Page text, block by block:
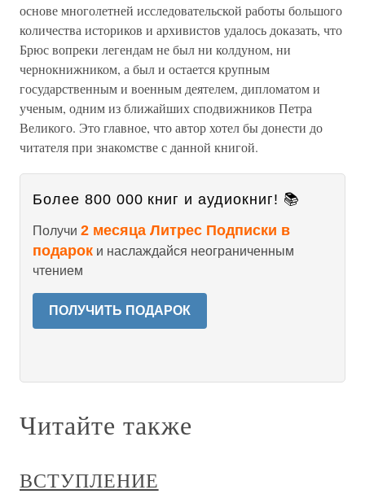
основе многолетней исследовательской работы большого
количества историков и архивистов удалось доказать, что
Брюс вопреки легендам не был ни колдуном, ни
чернокнижником, а был и остается крупным
государственным и военным деятелем, дипломатом и
ученым, одним из ближайших сподвижников Петра
Великого. Это главное, что автор хотел бы донести до
читателя при знакомстве с данной книгой.
Более 800 000 книг и аудиокниг! 📚
Получи 2 месяца Литрес Подписки в
подарок и наслаждайся неограниченным
чтением
ПОЛУЧИТЬ ПОДАРОК
Читайте также
ВСТУПЛЕНИЕ